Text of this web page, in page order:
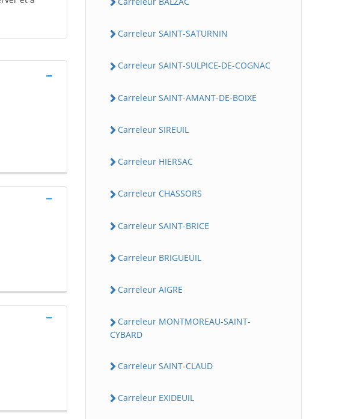
Carreleur SAINT-SATURNIN
Carreleur SAINT-SULPICE-DE-COGNAC
Carreleur SAINT-AMANT-DE-BOIXE
Carreleur SIREUIL
Carreleur HIERSAC
Carreleur CHASSORS
Carreleur SAINT-BRICE
Carreleur BRIGUEUIL
Carreleur AIGRE
Carreleur MONTMOREAU-SAINT-
CYBARD
Carreleur SAINT-CLAUD
Carreleur EXIDEUIL